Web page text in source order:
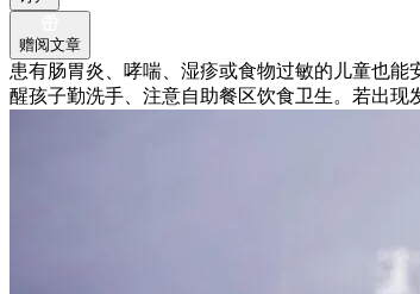
赠阅文章
患有肠胃炎、哮喘、湿疹或食物过敏的儿童也
醒孩子勤洗手、注意自助餐区饮食卫生。若出现